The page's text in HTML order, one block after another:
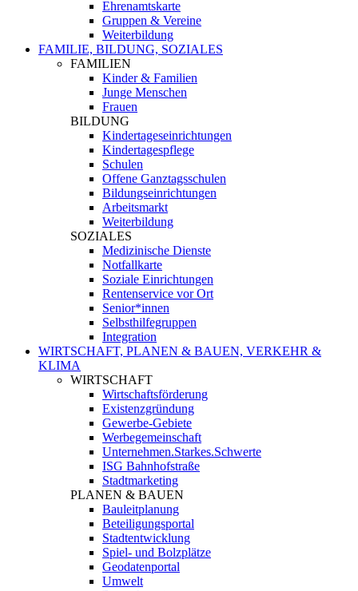
Ehrenamtskarte
Gruppen & Vereine
Weiterbildung
FAMILIE, BILDUNG, SOZIALES
FAMILIEN
Kinder & Familien
Junge Menschen
Frauen
BILDUNG
Kindertageseinrichtungen
Kindertagespflege
Schulen
Offene Ganztagsschulen
Bildungseinrichtungen
Arbeitsmarkt
Weiterbildung
SOZIALES
Medizinische Dienste
Notfallkarte
Soziale Einrichtungen
Rentenservice vor Ort
Senior*innen
Selbsthilfegruppen
Integration
WIRTSCHAFT, PLANEN & BAUEN, VERKEHR &
KLIMA
WIRTSCHAFT
Wirtschaftsförderung
Existenzgründung
Gewerbe-Gebiete
Werbegemeinschaft
Unternehmen.Starkes.Schwerte
ISG Bahnhofstraße
Stadtmarketing
PLANEN & BAUEN
Bauleitplanung
Beteiligungsportal
Stadtentwicklung
Spiel- und Bolzplätze
Geodatenportal
Umwelt